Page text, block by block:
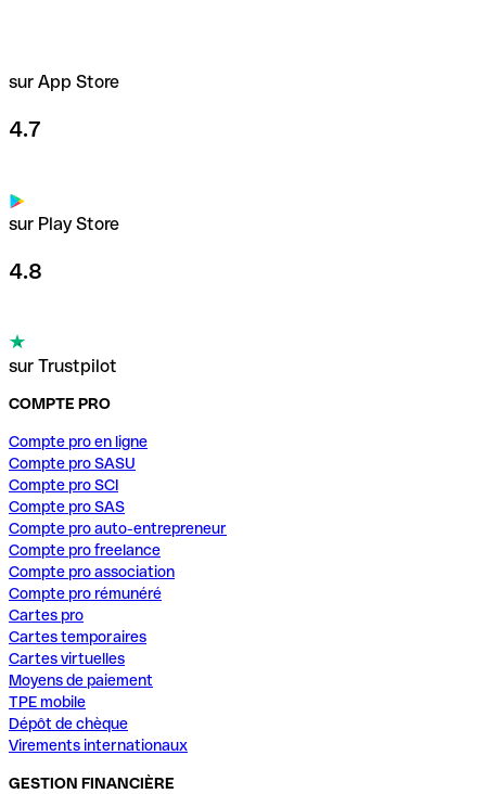
sur App Store
4.7
sur Play Store
4.8
sur Trustpilot
COMPTE PRO
Compte pro en ligne
Compte pro SASU
Compte pro SCI
Compte pro SAS
Compte pro auto-entrepreneur
Compte pro freelance
Compte pro association
Compte pro rémunéré
Cartes pro
Cartes temporaires
Cartes virtuelles
Moyens de paiement
TPE mobile
Dépôt de chèque
Virements internationaux
GESTION FINANCIÈRE